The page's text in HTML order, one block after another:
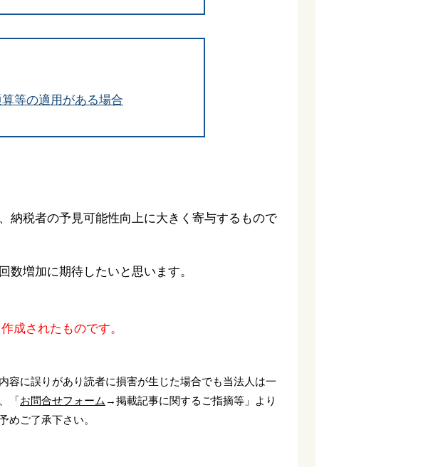
等の適用がある場合
納税者の予見可能性向上に大きく寄与するもので
増加に期待したいと思います。
成されたものです。
に誤りがあり読者に損害が生じた場合でも当法人は一
「お問合せフォーム →掲載記事に関するご指摘等」より
めご了承下さい。